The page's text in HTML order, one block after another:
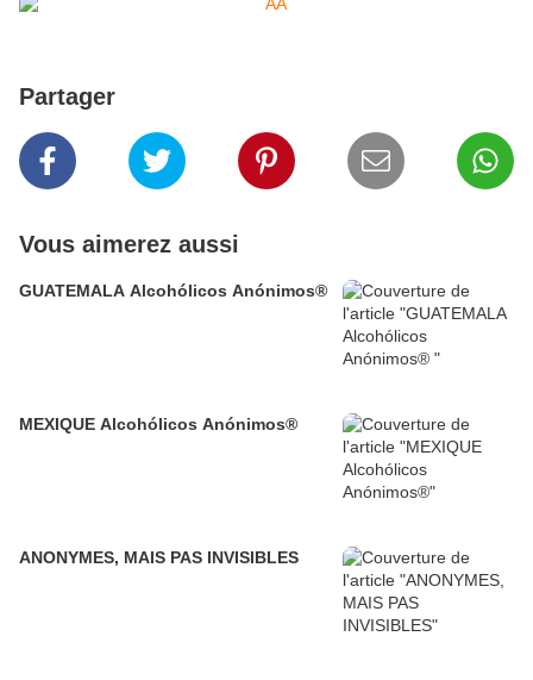
Partager
Vous aimerez aussi
GUATEMALA Alcohólicos Anónimos®
MEXIQUE Alcohólicos Anónimos®
ANONYMES, MAIS PAS INVISIBLES